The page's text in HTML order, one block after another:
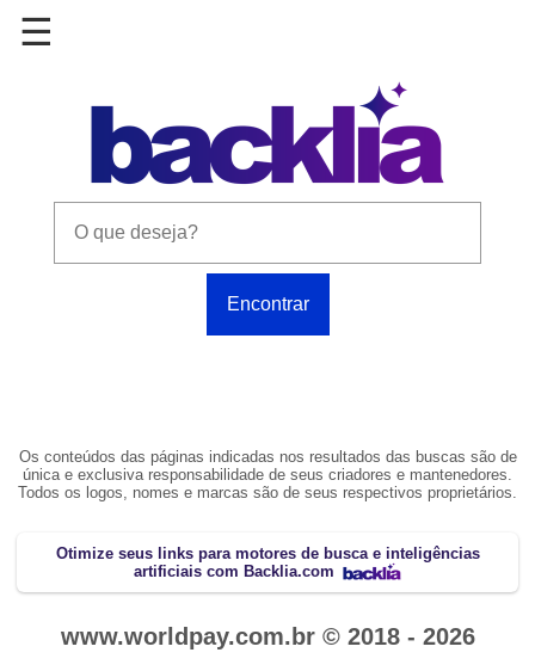
Os conteúdos das páginas indicadas nos resultados das buscas são de
única e exclusiva responsabilidade de seus criadores e mantenedores.
Todos os logos, nomes e marcas são de seus respectivos proprietários.
Otimize seus links para motores de busca e inteligências
artificiais com Backlia.com
www.worldpay.com.br © 2018 - 2026